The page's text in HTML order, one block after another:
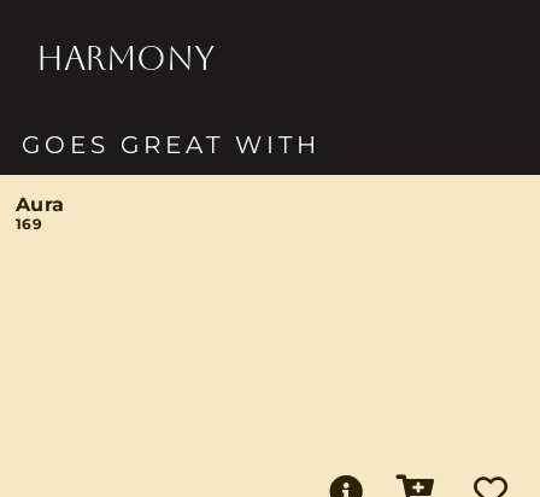
HARMONY
GOES GREAT WITH
Aura
169